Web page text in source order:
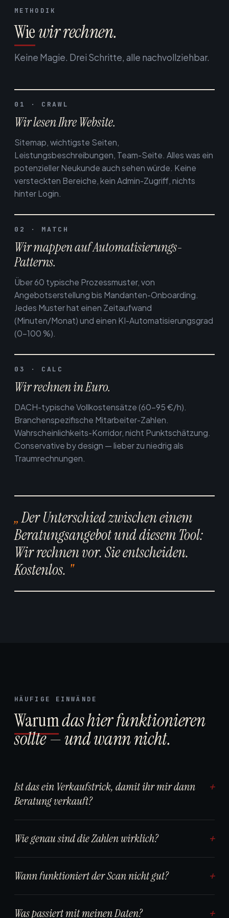
METHODIK
Wiewir rechnen.
Keine Magie. Drei Schritte, alle nachvollziehbar.
01 · CRAWL
Wir lesen Ihre Website.
Sitemap, wichtigste Seiten,
Leistungsbeschreibungen, Team-Seite. Alles was ein
potenzieller Neukunde auch sehen würde. Keine
versteckten Bereiche, kein Admin-Zugriff, nichts
hinter Login.
02 · MATCH
Wir mappen auf Automatisierungs-
Patterns.
Über 60 typische Prozessmuster, von
Angebotserstellung bis Mandanten-Onboarding.
Jedes Muster hat einen Zeitaufwand
(Minuten/Monat) und einen KI-Automatisierungsgrad
(0–100 %).
03 · CALC
Wir rechnen in Euro.
DACH-typische Vollkostensätze (60–95 €/h).
Branchenspezifische Mitarbeiter-Zahlen.
Wahrscheinlichkeits-Korridor, nicht Punktschätzung.
Conservative by design — lieber zu niedrig als
Traumrechnungen.
Der Unterschied zwischen einem
Beratungsangebot und diesem Tool:
Wir rechnen vor. Sie entscheiden.
Kostenlos.
HÄUFIGE EINWÄNDE
Warumdas hier funktionieren
sollte — und wann nicht.
Ist das ein Verkaufstrick, damit ihr mir dann
Beratung verkauft?
+
umsetzen, an Ihre IT weiterreichen, ausdrucken und
Umsetzung brauchen, gibt's uns — aber der Report
steht für sich.
Wie genau sind die Zahlen wirklich? +
liefern einen Korridor, keine Punktschätzung. Unsere
Wann funktioniert der Scan nicht gut? +
Eine reine Visitenkarten-Seite ohne
Was passiert mit meinen Daten? +